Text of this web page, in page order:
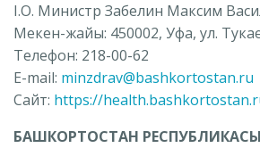
I.O. Министр Забелин Максим
Мекен-жайы: 450002, Уфа, ул.
Телефон: 218-00-62
E-mail: minzdrav@bashkortostan.ru
Сайт: https://
БАШКОРТОСТАН